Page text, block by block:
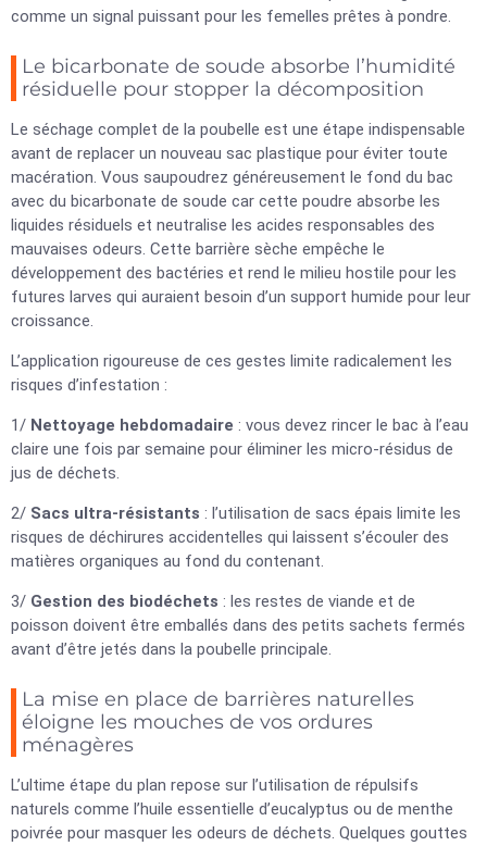
comme un signal puissant pour les femelles prêtes à pondre.
Le bicarbonate de soude absorbe l’humidité
résiduelle pour stopper la décomposition
Le séchage complet de la poubelle est une étape indispensable
avant de replacer un nouveau sac plastique pour éviter toute
macération. Vous saupoudrez généreusement le fond du bac
avec du bicarbonate de soude car cette poudre absorbe les
liquides résiduels et neutralise les acides responsables des
mauvaises odeurs. Cette barrière sèche empêche le
développement des bactéries et rend le milieu hostile pour les
futures larves qui auraient besoin d’un support humide pour leur
croissance.
L’application rigoureuse de ces gestes limite radicalement les
risques d’infestation :
1/ Nettoyage hebdomadaire : vous devez rincer le bac à l’eau
claire une fois par semaine pour éliminer les micro-résidus de
jus de déchets.
2/ Sacs ultra-résistants : l’utilisation de sacs épais limite les
risques de déchirures accidentelles qui laissent s’écouler des
matières organiques au fond du contenant.
3/ Gestion des biodéchets : les restes de viande et de
poisson doivent être emballés dans des petits sachets fermés
avant d’être jetés dans la poubelle principale.
La mise en place de barrières naturelles
éloigne les mouches de vos ordures
ménagères
L’ultime étape du plan repose sur l’utilisation de répulsifs
naturels comme l’huile essentielle d’eucalyptus ou de menthe
poivrée pour masquer les odeurs de déchets. Quelques gouttes